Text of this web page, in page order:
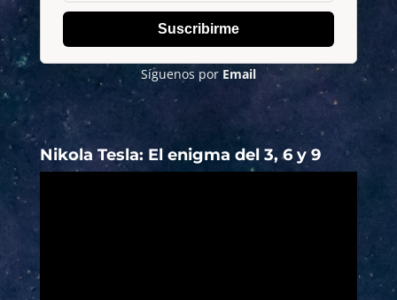
Suscribirme
Síguenos por Email
Nikola Tesla: El enigma del 3, 6 y 9